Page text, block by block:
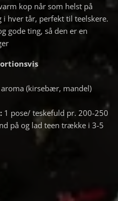
kop når som helst på
i hver tår, perfekt til teelskere.
gode ting, så den er en
(kirsebær, mandel)
1 pose/ teskefuld pr. 200-250
på og lad teen trække i 3-5